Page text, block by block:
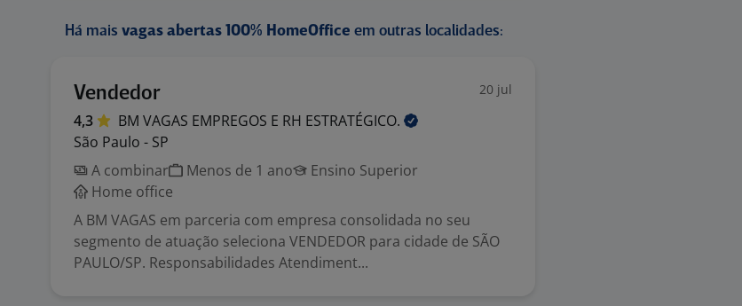
Há mais vagas abertas 100% HomeOffice em outras localidades:
Vendedor 20 jul
4,3 BM VAGAS EMPREGOS E RH ESTRATÉGICO.
São Paulo - SP
A combinar
Menos de 1 ano
Ensino Superior
Home office
A BM VAGAS em parceria com empresa consolidada no seu
segmento de atuação seleciona VENDEDOR para cidade de SÃO
PAULO/SP. Responsabilidades Atendiment...